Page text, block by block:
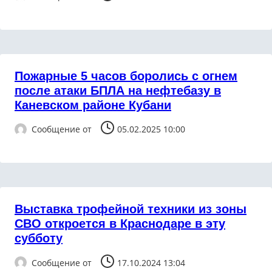
Пожарные 5 часов боролись с огнем
после атаки БПЛА на нефтебазу в
Каневском районе Кубани
Сообщение от 05.02.2025 10:00
Выставка трофейной техники из зоны
СВО откроется в Краснодаре в эту
субботу
Сообщение от 17.10.2024 13:04